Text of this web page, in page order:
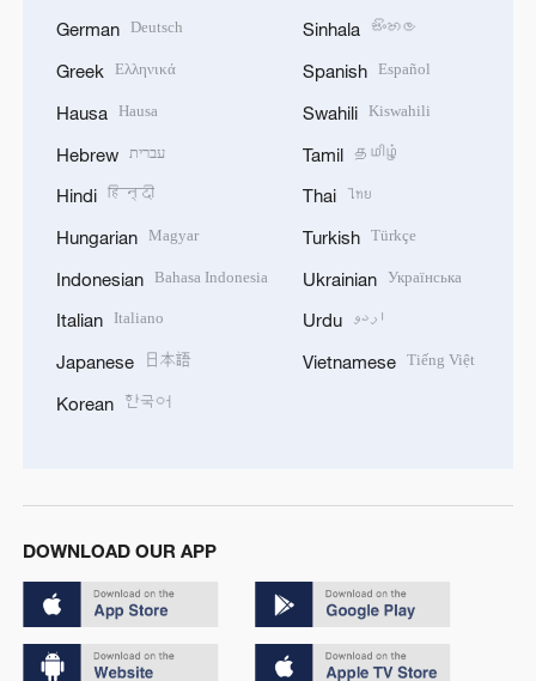
German Deutsch
Greek Ελληνικά
Hausa Hausa
Hebrew עברית
Hindi हिन्दी
Hungarian Magyar
Indonesian Bahasa Indonesia
Italian Italiano
Japanese 日本語
Korean 한국어
Sinhala සිංහල
Spanish Español
Swahili Kiswahili
Tamil தமிழ்
Thai ไทย
Turkish Türkçe
Ukrainian Українська
Urdu اردو
Vietnamese Tiếng Việt
DOWNLOAD OUR APP